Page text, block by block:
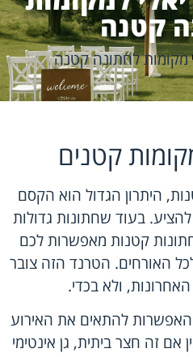
קטנה
מקומות לחתונה קטנה
קטנים
היתרון הגדול הוא הקסם
להציע. בעוד שחתונות גדולות
קטנות מאפשרות לכם
האורחים. הטרנד הזה צובר
ולא בכדי.
להתאים את האירוע
אם זה חצר ביתית, גן אינטימי